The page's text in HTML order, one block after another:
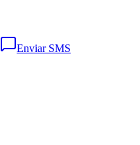
Enviar SMS